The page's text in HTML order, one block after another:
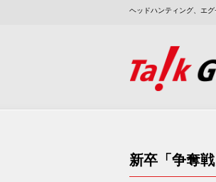
ヘッドハンティング、エ
新卒「争奪